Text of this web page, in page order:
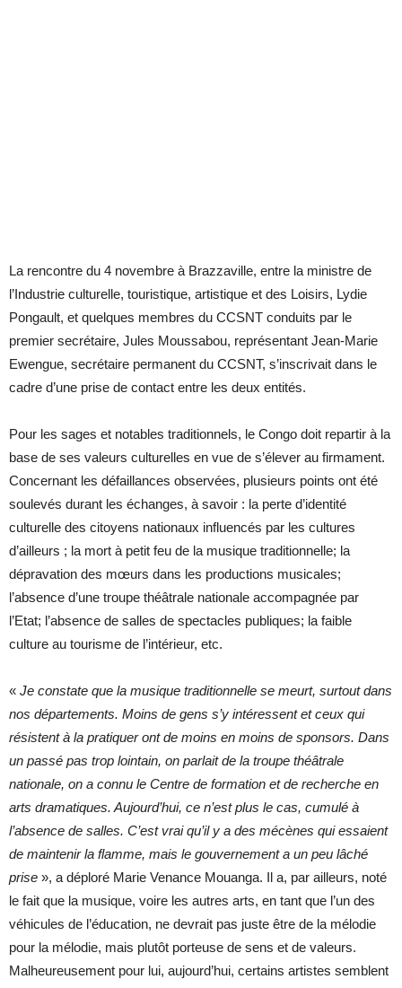
La rencontre du 4 novembre à Brazzaville, entre la ministre de
l’Industrie culturelle, touristique, artistique et des Loisirs, Lydie
Pongault, et quelques membres du CCSNT conduits par le
premier secrétaire, Jules Moussabou, représentant Jean-Marie
Ewengue, secrétaire permanent du CCSNT, s’inscrivait dans le
cadre d’une prise de contact entre les deux entités.
Pour les sages et notables traditionnels, le Congo doit repartir à la
base de ses valeurs culturelles en vue de s’élever au firmament.
Concernant les défaillances observées, plusieurs points ont été
soulevés durant les échanges, à savoir : la perte d’identité
culturelle des citoyens nationaux influencés par les cultures
d’ailleurs ; la mort à petit feu de la musique traditionnelle; la
dépravation des mœurs dans les productions musicales;
l’absence d’une troupe théâtrale nationale accompagnée par
l’Etat; l’absence de salles de spectacles publiques; la faible
culture au tourisme de l’intérieur, etc.
« Je constate que la musique traditionnelle se meurt, surtout dans
nos départements. Moins de gens s’y intéressent et ceux qui
résistent à la pratiquer ont de moins en moins de sponsors. Dans
un passé pas trop lointain, on parlait de la troupe théâtrale
nationale, on a connu le Centre de formation et de recherche en
arts dramatiques. Aujourd’hui, ce n’est plus le cas, cumulé à
l’absence de salles. C’est vrai qu’il y a des mécènes qui essaient
de maintenir la flamme, mais le gouvernement a un peu lâché
prise », a déploré Marie Venance Mouanga. Il a, par ailleurs, noté
le fait que la musique, voire les autres arts, en tant que l’un des
véhicules de l’éducation, ne devrait pas juste être de la mélodie
pour la mélodie, mais plutôt porteuse de sens et de valeurs.
Malheureusement pour lui, aujourd’hui, certains artistes semblent